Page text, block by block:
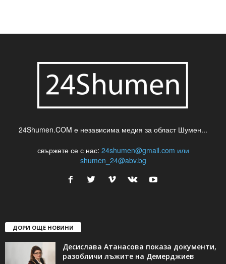
24Shumen.COM е независима медия за област Шумен...
свържете се с нас: 24shumen@gmail.com или
shumen_24@abv.bg
ДОРИ ОЩЕ НОВИНИ
Десислава Атанасова показа документи,
разобличи лъжите на Демерджиев